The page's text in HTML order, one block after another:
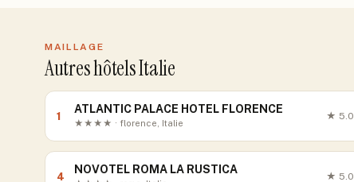
MAILLAGE
Autres hôtels Italie
1
ATLANTIC PALACE HOTEL FLORENCE
★★★★ · florence, Italie
★ 5.0
4
NOVOTEL ROMA LA RUSTICA
★ 5.0